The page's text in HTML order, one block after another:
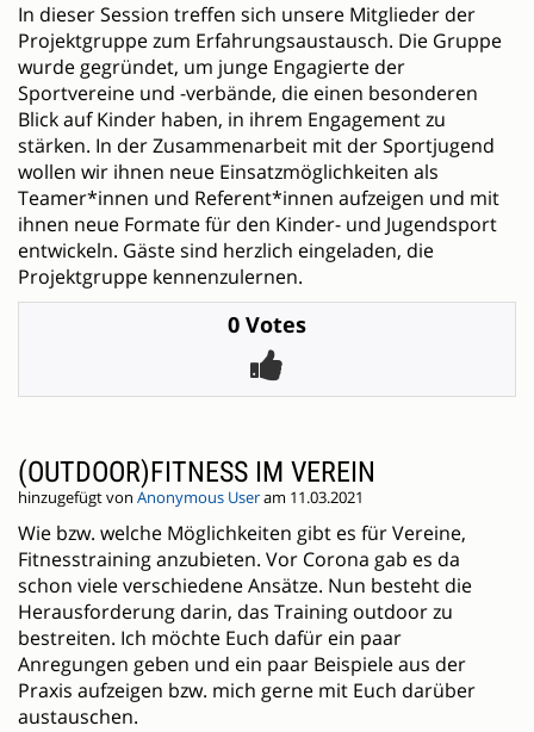
In dieser Session treffen sich unsere Mitglieder der
Projektgruppe zum Erfahrungsaustausch. Die Gruppe
wurde gegründet, um junge Engagierte der
Sportvereine und -verbände, die einen besonderen
Blick auf Kinder haben, in ihrem Engagement zu
stärken. In der Zusammenarbeit mit der Sportjugend
wollen wir ihnen neue Einsatzmöglichkeiten als
Teamer*innen und Referent*innen aufzeigen und mit
ihnen neue Formate für den Kinder- und Jugendsport
entwickeln. Gäste sind herzlich eingeladen, die
Projektgruppe kennenzulernen.
0 Votes
(OUTDOOR)FITNESS IM VEREIN
hinzugefügt von Anonymous Useram 11.03.2021
Wie bzw. welche Möglichkeiten gibt es für Vereine,
Fitnesstraining anzubieten. Vor Corona gab es da
schon viele verschiedene Ansätze. Nun besteht die
Herausforderung darin, das Training outdoor zu
bestreiten. Ich möchte Euch dafür ein paar
Anregungen geben und ein paar Beispiele aus der
Praxis aufzeigen bzw. mich gerne mit Euch darüber
austauschen.